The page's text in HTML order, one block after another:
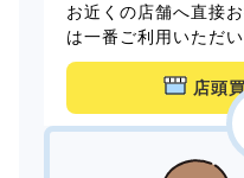
お近くの店舗へ直接
は一番ご利用いただ
店頭